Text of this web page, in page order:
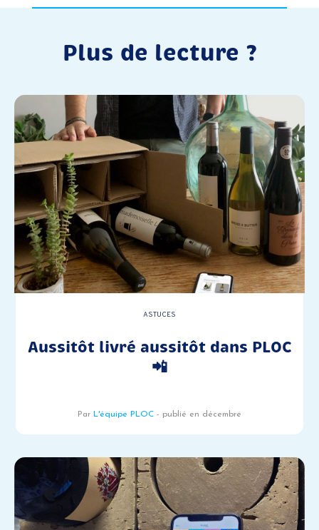
Plus de lecture ?
ASTUCES
Aussitôt livré aussitôt dans PLOC
📲
Par L'équipe PLOC - publié en décembre